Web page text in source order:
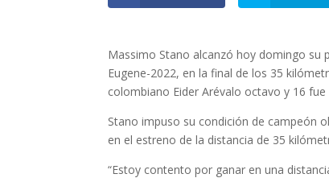
Massimo Stano alcanzó hoy domingo
Eugene-2022, en la final de los 35
colombiano Eider Arévalo octavo y 16
Stano impuso su condición de campeón
en el estreno de la distancia de 35
“Estoy contento por ganar en una